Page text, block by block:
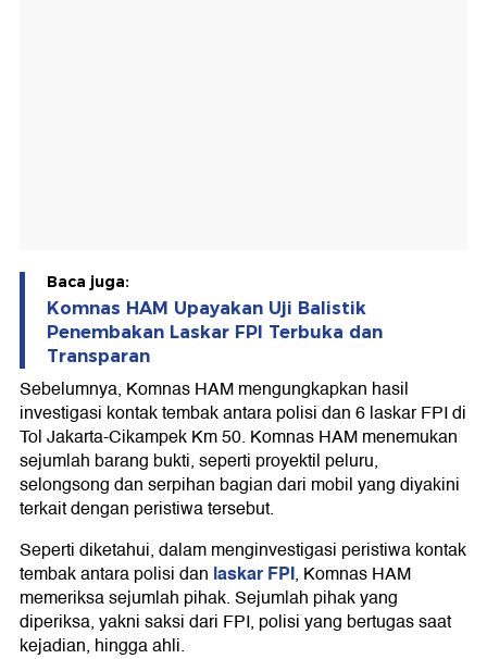
Baca juga:
Komnas HAM Upayakan Uji Balistik
Penembakan Laskar FPI Terbuka dan
Transparan
Sebelumnya, Komnas HAM mengungkapkan hasil
investigasi kontak tembak antara polisi dan 6 laskar FPI di
Tol Jakarta-Cikampek Km 50. Komnas HAM menemukan
sejumlah barang bukti, seperti proyektil peluru,
selongsong dan serpihan bagian dari mobil yang diyakini
terkait dengan peristiwa tersebut.
Seperti diketahui, dalam menginvestigasi peristiwa kontak
tembak antara polisi dan laskar FPI, Komnas HAM
memeriksa sejumlah pihak. Sejumlah pihak yang
diperiksa, yakni saksi dari FPI, polisi yang bertugas saat
kejadian, hingga ahli.